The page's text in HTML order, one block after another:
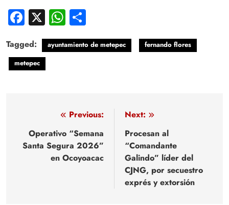
Facebook
X WhatsApp
Tagged: ayuntamiento de metepec
fernando flores
metepec
Navegación
de
entradas
Previous:
Operativo “Semana
Santa Segura 2026”
en Ocoyoacac
Next:
Procesan al
“Comandante
Galindo” líder del
CJNG, por secuestro
exprés y extorsión